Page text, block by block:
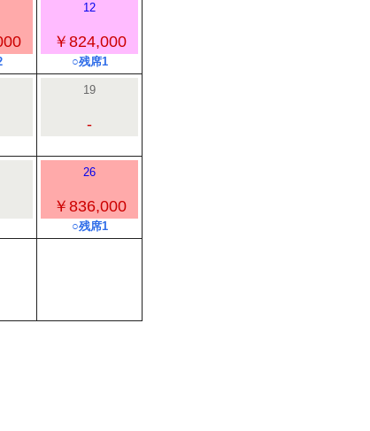
12
￥824,000
○残席1
19
-
26
￥836,000
○残席1